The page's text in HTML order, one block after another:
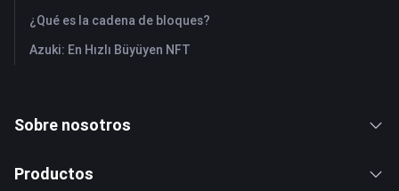
¿Qué es la cadena de bloques?
Azuki: En Hızlı Büyüyen NFT
Sobre nosotros
Productos